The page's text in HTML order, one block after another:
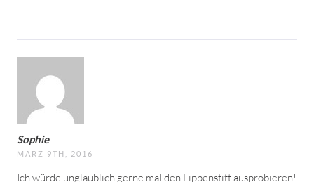
Sophie
MÄRZ 9TH, 2016
Ich würde unglaublich gerne mal den Lippenstift ausprobieren!